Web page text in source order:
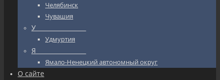
Челябинск
Чувашия
У_________________
Удмуртия
Я_________________
Ямало-Ненецкий автономный округ
О сайте